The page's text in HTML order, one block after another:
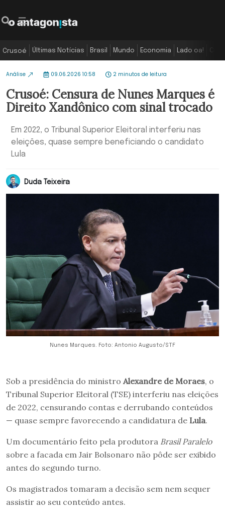
Crusoé Últimas Notícias Brasil Mundo Economia Lado oa!
Análise 09.06.2026 10:58 2 minutos de leitura
Crusoé: Censura de Nunes Marques é
Direito Xandônico com sinal trocado
Em 2022, o Tribunal Superior Eleitoral interferiu nas
eleições, quase sempre beneficiando o candidato
Lula
Duda Teixeira
Nunes Marques. Foto: Antonio Augusto/STF
Sob a presidência do ministro Alexandre de Moraes, o
Tribunal Superior Eleitoral (TSE) interferiu nas eleições
de 2022, censurando contas e derrubando conteúdos
— quase sempre favorecendo a candidatura de Lula.
Um documentário feito pela produtora Brasil Paralelo
sobre a facada em Jair Bolsonaro não pôde ser exibido
antes do segundo turno.
Os magistrados tomaram a decisão sem nem sequer
assistir ao seu conteúdo antes.